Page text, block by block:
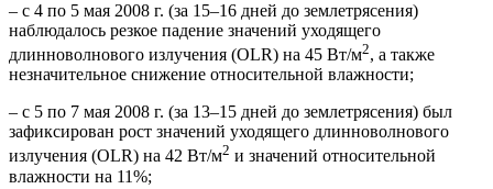
– с 4 по 5 мая 2008 г. (за 15–16 дней до землетрясения)
наблюдалось резкое падение значений уходящего
длинноволнового излучения (OLR) на 45 Вт/м2, а также
незначительное снижение относительной влажности;
– с 5 по 7 мая 2008 г. (за 13–15 дней до землетрясения) был
зафиксирован рост значений уходящего длинноволнового
излучения (OLR) на 42 Вт/м2 и значений относительной
влажности на 11%;